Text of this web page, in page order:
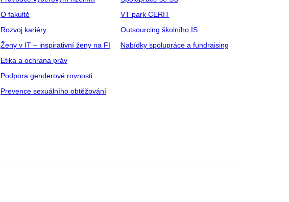
O fakultě
Rozvoj kariéry
Ženy v IT – inspirativní ženy na FI
Etika a ochrana práv
Podpora genderové rovnosti
Prevence sexuálního obtěžování
VT park CERIT
Outsourcing školního IS
Nabídky spolupráce a fundraising